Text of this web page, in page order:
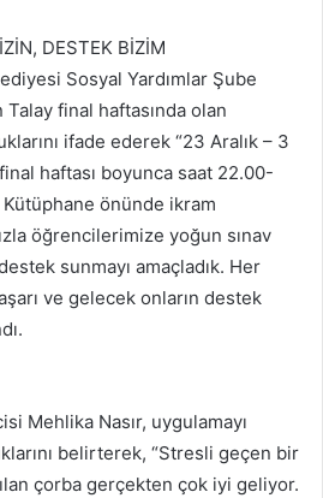
DESTEK BİZİM
Sosyal Yardımlar Şube
final haftasında olan
ifade ederek “23 Aralık – 3
haftası boyunca saat 22.00-
önünde ikram
öğrencilerimize yoğun sınav
sunmayı amaçladık. Her
ve gelecek onların destek
Mehlika Nasır, uygulamayı
belirterek, “Stresli geçen bir
çorba gerçekten çok iyi geliyor.